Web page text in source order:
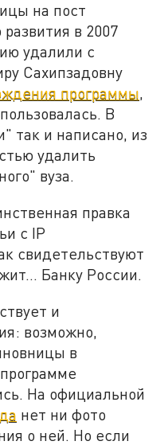
на пост
в 2007
удалили с
Сахипзадовну
программы,
В
так и написано, из
удалить
вуза.
правка
с IP
свидетельствуют
Банку России.
и
возможно,
в
На официальной
нет ни фото
о ней. Но если